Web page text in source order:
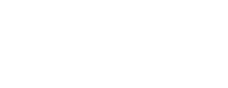
de fichiers et de documents vidéo ou
images de caméras corporelles, des
aux enquêteurs et aux autres utilisateurs